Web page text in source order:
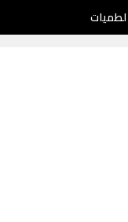
لطميات